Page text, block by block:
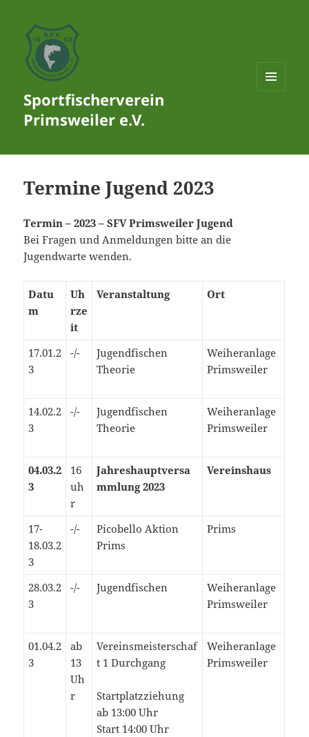
Sportfischerverein
Primsweiler e.V.
Termine Jugend 2023
Termin – 2023 – SFV Primsweiler Jugend
Bei Fragen und Anmeldungen bitte an die
Jugendwarte wenden.
Datu
m
Uh
rze
it
Veranstaltung Ort
17.01.2
3
-/-
Jugendfischen
Theorie
Weiheranlage
Primsweiler
14.02.2
3
-/-
Jugendfischen
Theorie
Weiheranlage
Primsweiler
04.03.2
3
16
uh
r
Jahreshauptversa
mmlung 2023
Vereinshaus
17-
18.03.2
3
-/-
Picobello Aktion
Prims
Prims
28.03.2
3
-/- Jugendfischen
Weiheranlage
Primsweiler
01.04.2
3
ab
13
Uh
r
Vereinsmeisterschaf
t 1 Durchgang
Startplatzziehung
ab 13:00 Uhr
Start 14:00 Uhr
Weiheranlage
Primsweiler